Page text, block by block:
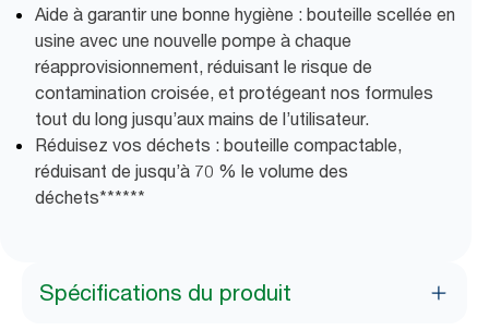
Aide à garantir une bonne hygiène : bouteille scellée en
usine avec une nouvelle pompe à chaque
réapprovisionnement, réduisant le risque de
contamination croisée, et protégeant nos formules
tout du long jusqu’aux mains de l’utilisateur.
Réduisez vos déchets : bouteille compactable,
réduisant de jusqu’à 70 % le volume des
déchets******
Spécifications du produit